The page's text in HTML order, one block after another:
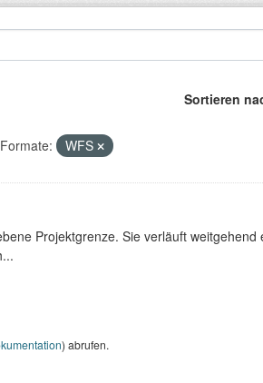
Sortieren
Formate: WFS
Projektgrenze. Sie verläuft
) abrufen.